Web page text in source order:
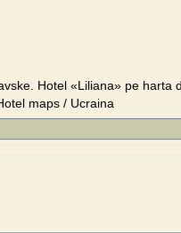
Hotel «Liliana» pe harta
maps / Ucraina